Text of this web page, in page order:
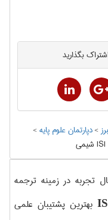
بگذارید
>دپارتمان علوم پايه>
تجربه در زمینه ترجمه
بهترین پشتیبان علمی